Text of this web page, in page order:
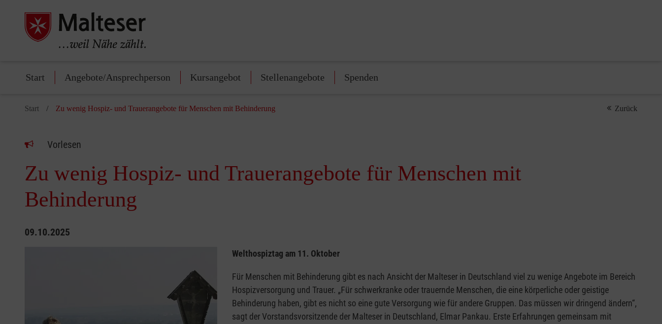
Start Angebote/Ansprechperson Kursangebot Stellenangebote Spenden
Start Zu wenig Hospiz- und Trauerangebote für Menschen mit Behinderung Zurück
Vorlesen
Zu wenig Hospiz- und Trauerangebote für Menschen mit
Behinderung
09.10.2025
Welthospiztag am 11. Oktober
Für Menschen mit Behinderung gibt es nach Ansicht der Malteser in Deutschland viel zu wenige Angebote im Bereich
Hospizversorgung und Trauer. „Für schwerkranke oder trauernde Menschen, die eine körperliche oder geistige
Behinderung haben, gibt es nicht so eine gute Versorgung wie für andere Gruppen. Das müssen wir dringend ändern“,
sagt der Vorstandsvorsitzende der Malteser in Deutschland, Elmar Pankau. Erste Erfahrungen gemeinsam mit